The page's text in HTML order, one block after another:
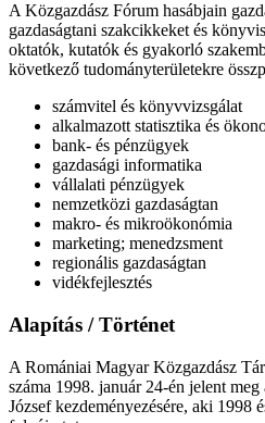
A Közgazdász Fórum hasábjain
gazdaságtani szakcikkeket és
oktatók, kutatók és gyakorló
következő tudományterületekre
számvitel és könyvvizsgálat
alkalmazott statisztika és
bank- és pénzügyek
gazdasági informatika
vállalati pénzügyek
nemzetközi gazdaságtan
makro- és mikroökonómia
marketing; menedzsment
regionális gazdaságtan
vidékfejlesztés
Alapítás / Történet
A Romániai Magyar Közgazdász
száma 1998. január 24-én jelent
József kezdeményezésére, aki 1998